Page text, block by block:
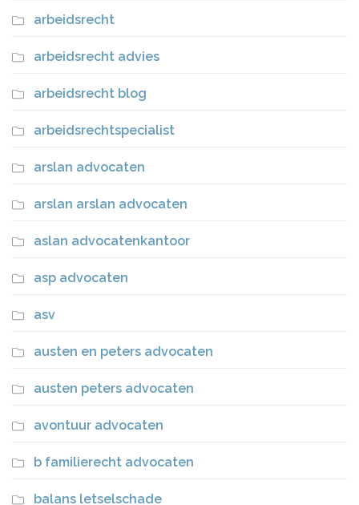
arbeidsrecht
arbeidsrecht advies
arbeidsrecht blog
arbeidsrechtspecialist
arslan advocaten
arslan arslan advocaten
aslan advocatenkantoor
asp advocaten
asv
austen en peters advocaten
austen peters advocaten
avontuur advocaten
b familierecht advocaten
balans letselschade